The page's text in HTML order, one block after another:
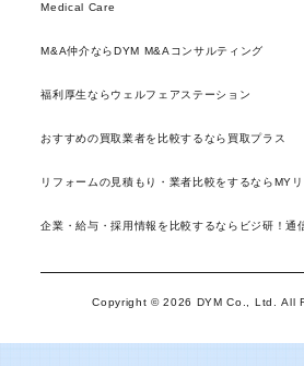
Medical Care
M&A仲介ならDYM M&Aコンサルティング
福利厚生ならウェルフェアステーション
おすすめの買取業者を比較するなら買取プラス
リフォームの見積もり・業者比較をするならMY
企業・給与・採用情報を比較するならビジ研！通
Copyright © 2026 DYM Co., Ltd. All